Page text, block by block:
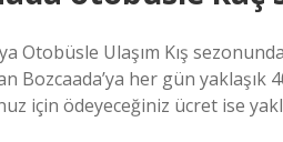
Otobüsle Ulaşım Kış
Bozcaada’ya her gün
için ödeyeceğiniz ücret ise